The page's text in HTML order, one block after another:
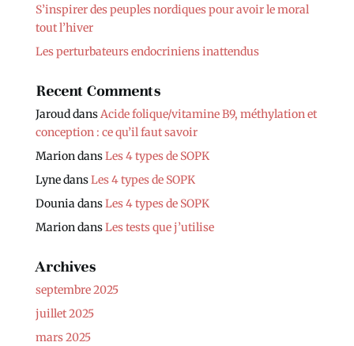
S’inspirer des peuples nordiques pour avoir le moral
tout l’hiver
Les perturbateurs endocriniens inattendus
Recent Comments
JarouddansAcide folique/vitamine B9, méthylation et
conception : ce qu’il faut savoir
MariondansLes 4 types de SOPK
LynedansLes 4 types de SOPK
DouniadansLes 4 types de SOPK
MariondansLes tests que j’utilise
Archives
septembre 2025
juillet 2025
mars 2025